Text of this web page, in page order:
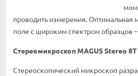
проводить измерения. Оптимальная
поле с широким спектром образцов
Стереомикроскоп MAGUS Stereo 8T
Стереоскопический микроскоп